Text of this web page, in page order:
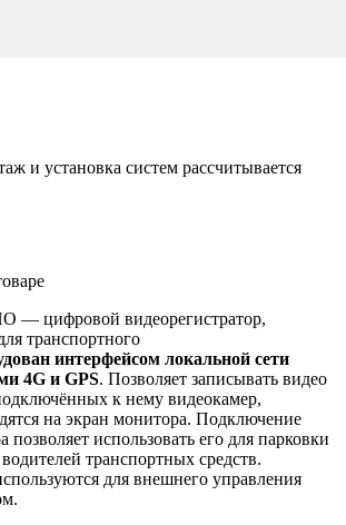
и установка систем рассчитывается
— цифровой видеорегистратор,
транспортного
интерфейсом локальной сети
4G и GPS. Позволяет записывать видео
к нему видеокамер,
на экран монитора. Подключение
использовать его для парковки
транспортных средств.
для внешнего управления